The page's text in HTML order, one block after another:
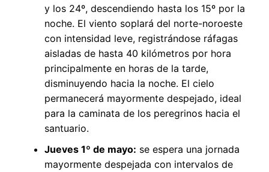
y los 24º, descendiendo hasta los 15º por la
noche. El viento soplará del norte-noroeste
con intensidad leve, registrándose ráfagas
aisladas de hasta 40 kilómetros por hora
principalmente en horas de la tarde,
disminuyendo hacia la noche. El cielo
permanecerá mayormente despejado, ideal
para la caminata de los peregrinos hacia el
santuario.
Jueves 1º de mayo: se espera una jornada
mayormente despejada con intervalos de